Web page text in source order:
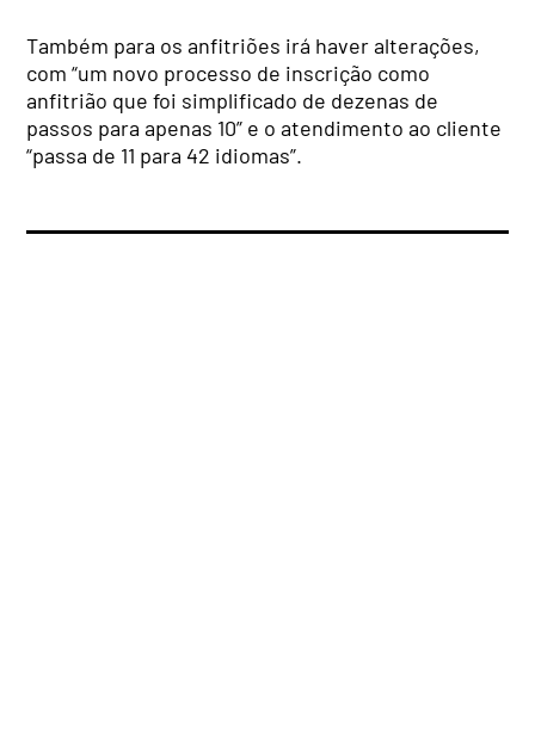
Também para os anfitriões irá haver alterações,
com “um novo processo de inscrição como
anfitrião que foi simplificado de dezenas de
passos para apenas 10” e o atendimento ao cliente
“passa de 11 para 42 idiomas”.